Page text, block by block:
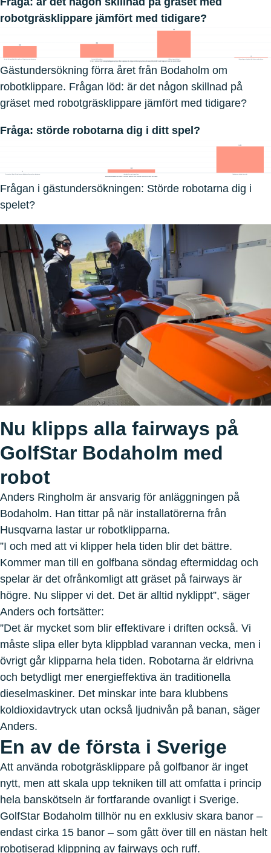
robotgräsklippare jämfört med tidigare?
Gästundersökning förra året från Bodaholm om
robotklippare. Frågan löd: är det någon skillnad på
gräset med robotgräsklippare jämfört med tidigare?
Fråga: störde robotarna dig i ditt spel?
Frågan i gästundersökningen: Störde robotarna dig i
spelet?
Nu klipps alla fairways på
GolfStar Bodaholm med
robot
Anders Ringholm är ansvarig för anläggningen på
Bodaholm. Han tittar på när installatörerna från
Husqvarna lastar ur robotklipparna.
”I och med att vi klipper hela tiden blir det bättre.
Kommer man till en golfbana söndag eftermiddag och
spelar är det ofrånkomligt att gräset på fairways är
högre. Nu slipper vi det. Det är alltid nyklippt”, säger
Anders och fortsätter:
”Det är mycket som blir effektivare i driften också. Vi
måste slipa eller byta klippblad varannan vecka, men i
övrigt går klipparna hela tiden. Robotarna är eldrivna
och betydligt mer energieffektiva än traditionella
dieselmaskiner. Det minskar inte bara klubbens
koldioxidavtryck utan också ljudnivån på banan, säger
Anders.
En av de första i Sverige
Att använda robotgräsklippare på golfbanor är inget
nytt, men att skala upp tekniken till att omfatta i princip
hela banskötseln är fortfarande ovanligt i Sverige.
GolfStar Bodaholm tillhör nu en exklusiv skara banor –
endast cirka 15 banor – som gått över till en nästan helt
robotiserad klippning av fairways och ruff.